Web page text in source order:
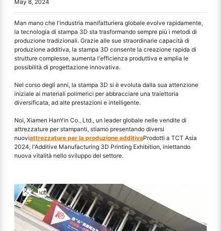
May 8, 2024
Man mano che l'industria manifatturiera globale evolve rapidamente,
la tecnologia di stampa 3D sta trasformando sempre più i metodi di
produzione tradizionali. Grazie alle sue straordinarie capacità di
produzione additiva, la stampa 3D consente la creazione rapida di
strutture complesse, aumenta l'efficienza produttiva e amplia le
possibilità di progettazione innovativa.
Nel corso degli anni, la stampa 3D si è evoluta dalla sua attenzione
iniziale ai materiali polimerici per abbracciare una traiettoria
diversificata, ad alte prestazioni e intelligente.
Noi, Xiamen HanYin Co., Ltd., un leader globale nelle vendite di
attrezzature per stampanti, stiamo presentando diversi
nuoviattrezzature per la produzione additivaProdotti a TCT Asia
2024, l'Additive Manufacturing 3D Printing Exhibition, iniettando
nuova vitalità nello sviluppo del settore.